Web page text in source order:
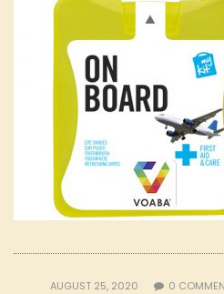
AUGUST 25, 2020 0